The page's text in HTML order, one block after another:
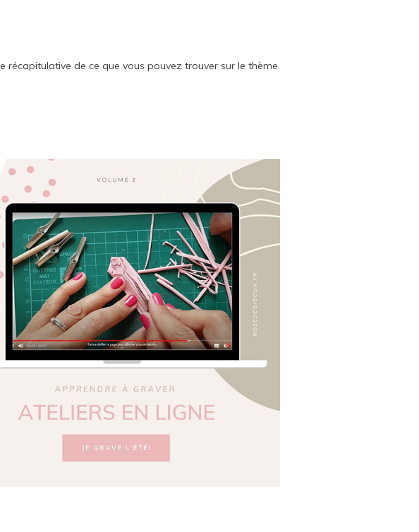
récapitulative de ce que vous pouvez trouver sur le thème